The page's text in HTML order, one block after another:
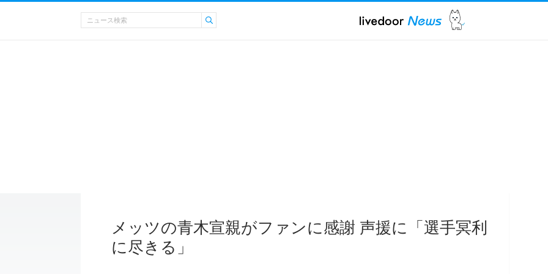
メッツの青木宣親がファンに感謝 声援に「選手冥利
に尽きる」